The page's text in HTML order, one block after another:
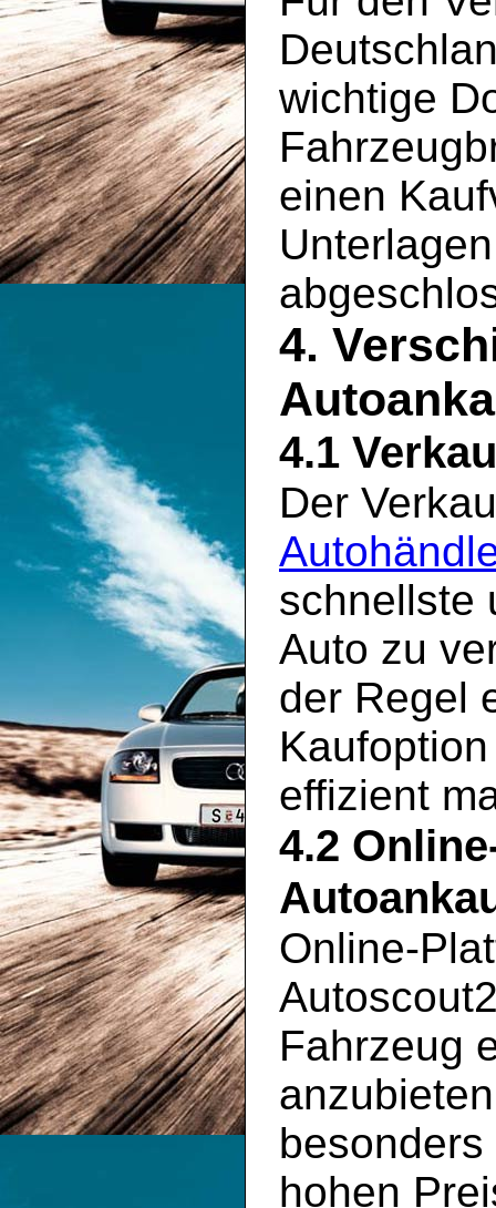
wichtige
einen
4.
4.1
Der
schnellste
Auto zu
der Regel
effizient
4.2
Online-
Fahrzeug
hohen